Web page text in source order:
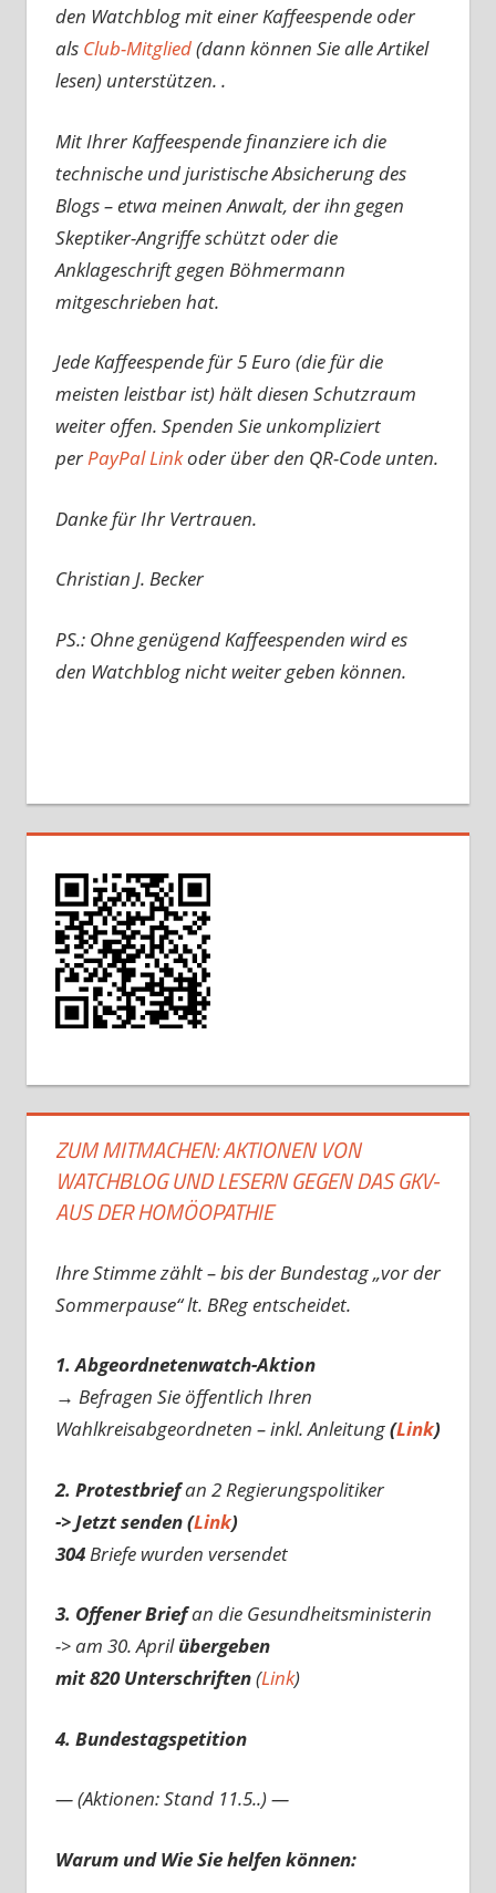
den Watchblog mit einer Kaffeespende oder
als Club-Mitglied(dann können Sie alle Artikel
lesen) unterstützen. .
Mit Ihrer Kaffeespende finanziere ich die
technische und juristische Absicherung des
Blogs – etwa meinen Anwalt, der ihn gegen
Skeptiker-Angriffe schützt oder die
Anklageschrift gegen Böhmermann
mitgeschrieben hat.
Jede Kaffeespende für 5 Euro (die für die
meisten leistbar ist) hält diesen Schutzraum
weiter offen. Spenden Sie unkompliziert
perPayPal Linkoder über den QR-Code unten.
Danke für Ihr Vertrauen.
Christian J. Becker
PS.: Ohne genügend Kaffeespenden wird es
den Watchblog nicht weiter geben können.
ZUM MITMACHEN: AKTIONEN VON
WATCHBLOG UND LESERN GEGEN DAS GKV-
AUS DER HOMÖOPATHIE
Ihre Stimme zählt – bis der Bundestag „vor der
Sommerpause“ lt. BReg entscheidet.
1. Abgeordnetenwatch-Aktion
→ Befragen Sie öffentlich Ihren
Wahlkreisabgeordneten – inkl. Anleitung(Link)
2. Protestbriefan 2 Regierungspolitiker
-> Jetzt senden (Link)
304Briefe wurden versendet
3. Offener Briefan die Gesundheitsministerin
-> am 30. Aprilübergeben
mit 820 Unterschriften(Link)
4. Bundestagspetition
— (Aktionen: Stand 11.5..) —
Warum und Wie Sie helfen können: